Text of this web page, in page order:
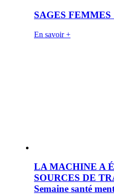
SAGES FEMMES
En savoir +
LA MACHINE A
SOURCES DE
Semaine santé